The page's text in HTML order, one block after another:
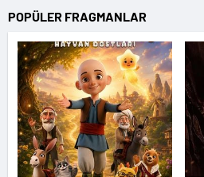
POPÜLER FRAGMANLAR